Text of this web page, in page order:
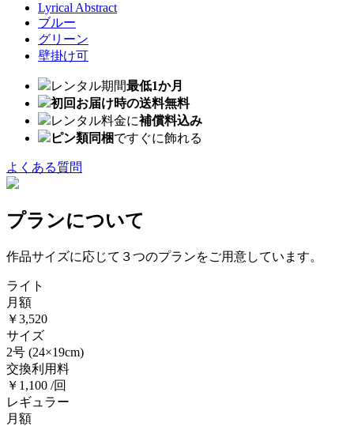
Lyrical Abstract
ブルー
グリーン
壁掛け可
レンタル期間最低1か月
初回お届け時の送料無料
レンタル料金に補償料込み
ピン類同梱ですぐに飾れる
よくある質問
プランについて
作品サイズに応じて３つのプランをご用意しています。
ライト
月額
￥3,520
サイズ
2号 (24×19cm)
交換利用料
￥1,100 /回
レギュラー
月額